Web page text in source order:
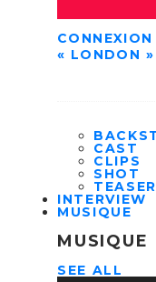
« LONDON »
CAST
CLIPS
SHOT
TEASER
INTERVIEW
MUSIQUE
MUSIQUE
SEE ALL